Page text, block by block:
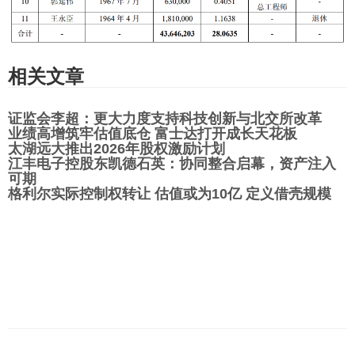
相关文章
证监会李超：更大力度支持科技创新与北交所改革
业绩高增筑牢估值底仓 富士达打开成长天花板
太湖远大推出2026年股权激励计划
江丰电子控股东凯德石英：协同整合启幕，资产注入
可期
格利尔实际控制权转让 估值或为10亿 定义借壳规模